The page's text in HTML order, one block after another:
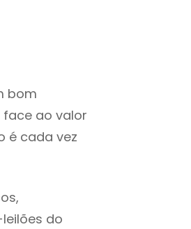
bom
ao valor
é cada vez
do